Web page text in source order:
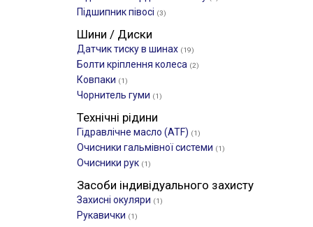
Підшипник півосі (3)
Шини / Диски
Датчик тиску в шинах (19)
Болти кріплення колеса (2)
Ковпаки (1)
Чорнитель гуми (1)
Технічні рідини
Гідравлічне масло (ATF) (1)
Очисники гальмівної системи (1)
Очисники рук (1)
Засоби індивідуального захисту
Захисні окуляри (1)
Рукавички (1)